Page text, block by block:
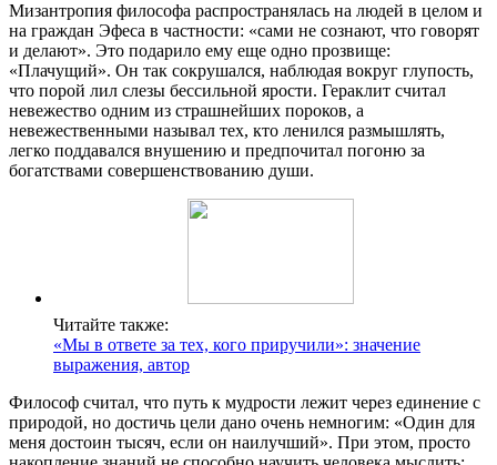
Мизантропия философа распространялась на людей в целом и
на граждан Эфеса в частности: «сами не сознают, что говорят
и делают». Это подарило ему еще одно прозвище:
«Плачущий». Он так сокрушался, наблюдая вокруг глупость,
что порой лил слезы бессильной ярости. Гераклит считал
невежество одним из страшнейших пороков, а
невежественными называл тех, кто ленился размышлять,
легко поддавался внушению и предпочитал погоню за
богатствами совершенствованию души.
Читайте также:
«Мы в ответе за тех, кого приручили»: значение
выражения, автор
Философ считал, что путь к мудрости лежит через единение с
природой, но достичь цели дано очень немногим: «Один для
меня достоин тысяч, если он наилучший». При этом, просто